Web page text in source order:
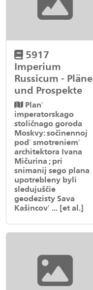
5917
Imperium
Russicum - Pläne
und Prospekte
Planʹ
imperatorskago
stoličnago goroda
Moskvy: sočinennoj
podʹ smotreniemʹ
architektora Ivana
Mičurina ; pri
snimanij sego plana
upotrebleny byli
sledujuščie
geodezisty Sava
Kašincovʹ ... [et al.]